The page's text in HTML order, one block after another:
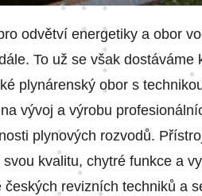
odvětví energetiky a obor
To už se však dostáváme
plynárenský obor s
vývoj a výrobu
plynových rozvodů.
kvalitu, chytré funkce a
revizních techniků a